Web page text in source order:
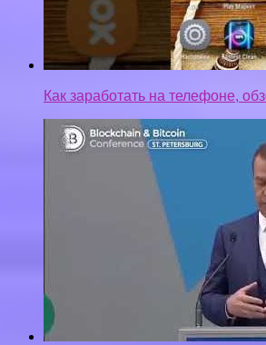
как заработать биткоин с нуля
Контакты
Верняк © 2026. Все права защищены.